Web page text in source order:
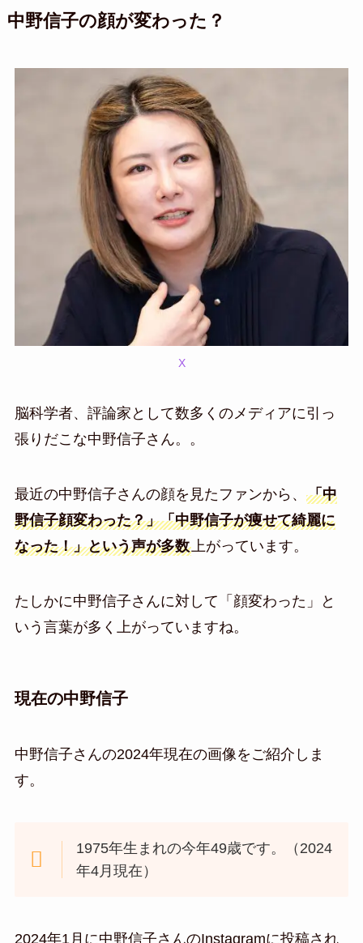
中野信子の顔が変わった？
X
脳科学者、評論家として数多くのメディアに引っ
張りだこな中野信子さん。。
最近の中野信子さんの顔を見たファンから、 「中
野信子顔変わった？」「中野信子が痩せて綺麗に
なった！」という声が多数上がっています。
たしかに中野信子さんに対して「顔変わった」と
いう言葉が多く上がっていますね。
現在の中野信子
中野信子さんの2024年現在の画像をご紹介しま
す。
1975年生まれの今年49歳です。（2024
年4月現在）
2024年1月に中野信子さんのInstagramに投稿され